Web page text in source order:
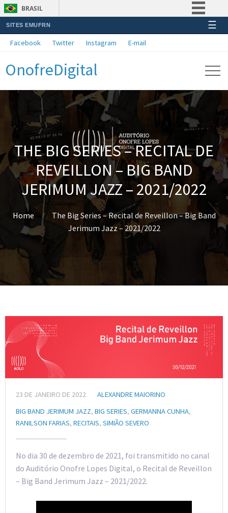
BRASIL
Simplifique!
Acesso à informação
Legislação
Canais
SITES EMUFRN ☰
Facebook Twitter Instagram E-mail
OnofreDigital
THE BIG SERIES – RECITAL DE
REVEILLON – BIG BAND
JERIMUM JAZZ – 2021/2022
Home
The Big Series – Recital de Reveillon – Big Band
Jerimum Jazz – 2021/2022
23 DE JANEIRO DE 2022
ALEXANDRE MAIORINO
BIG BAND JERIMUM JAZZ, BIG SERIES, GERMANNA CUNHA,
RANILSON FARIAS, RECITAIS, SIMIÃO SEVERO
No dia 30 de dezembro de 2021, foi transmitido no canal
do Auditório Onofre Lopes Digital, o Recital de Reveillon
– Big Band Jerimum Jazz – 2021/2022.